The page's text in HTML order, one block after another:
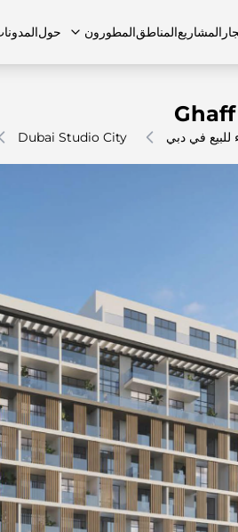
المشاريعالمناطقالمطورون حول
للبيع في دبي Dubai Studio City